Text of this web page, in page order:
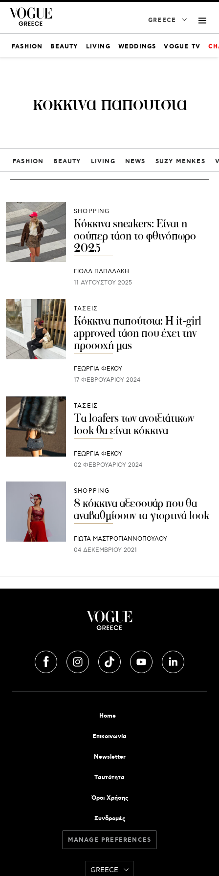
GREECE
FASHION BEAUTY LIVING WEDDINGS VOGUE TV
κοκκινα παπουτσια
FASHION BEAUTY LIVING NEWS SUZY MENKES
SHOPPING
Κόκκινα sneakers: Είναι η
σούπερ τάση το φθινόπωρο
2025
ΓΙΌΛΑ ΠΑΠΑΔΆΚΗ
11 ΑΥΓΟΎΣΤΟΥ 2025
ΤΑΣΕΙΣ
Κόκκινα παπούτσια: Η it-girl
approved τάση που έχει την
προσοχή μας
ΓΕΩΡΓΙΑ ΦΕΚΟΥ
17 ΦΕΒΡΟΥΑΡΊΟΥ 2024
ΤΑΣΕΙΣ
Tα loafers των ανοιξιάτικων
look θα είναι κόκκινα
ΓΕΩΡΓΙΑ ΦΕΚΟΥ
02 ΦΕΒΡΟΥΑΡΊΟΥ 2024
SHOPPING
8 κόκκινα αξεσουάρ που θα
αναβαθμίσουν τα γιορτινά look
ΓΙΩΤΑ ΜΑΣΤΡΟΓΙΑΝΝΟΠΟΥΛΟΥ
04 ΔΕΚΕΜΒΡΊΟΥ 2021
Home
Επικοινωνία
Newsletter
Tαυτότητα
Όροι Χρήσης
Συνδρομές
MANAGE PREFERENCES
GREECE